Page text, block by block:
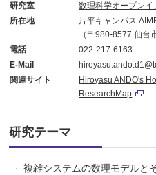
研究室
数理科学オープン
所在地
片平キャンパス
（〒980-8577 仙台
電話
022-217-6163
E-Mail
関連サイト
Hiroyasu ANDO's
ResearchMap
研究テーマ
複雑システムの数理モデルと